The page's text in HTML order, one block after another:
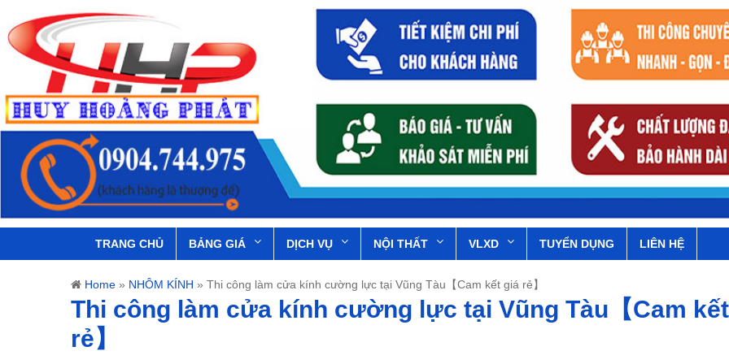
TRANG CHỦ BẢNG GIÁ DỊCH VỤ NỘI THẤT VLXD TUYỂN DỤNG LIÊN HỆ
Home » NHÔM KÍNH » Thi công làm cửa kính cường lực tại Vũng Tàu【Cam kết giá rẻ】
Thi công làm cửa kính cường lực tại Vũng Tàu【Cam
rẻ】